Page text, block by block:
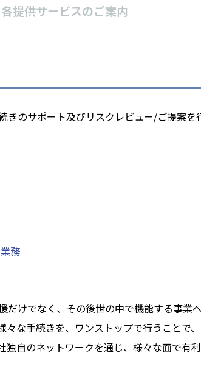
各提供サービスのご案内
きのサポート及びリスクレビュー/ご提案を
務
だけでなく、その後世の中で機能する事業
々な手続きを、ワンストップで行うことで
独自のネットワークを通じ、様々な面で有